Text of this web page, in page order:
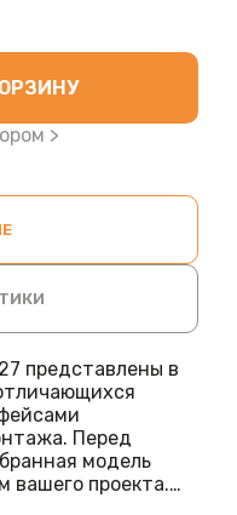
>
представлены в
Перед
модель
вашего проекта.